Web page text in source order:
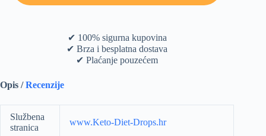
✔ 100% sigurna kupovina
✔ Brza i besplatna dostava
✔ Plaćanje pouzećem
Opis /Recenzije
Službena
stranica
www.Keto-Diet-Drops.hr